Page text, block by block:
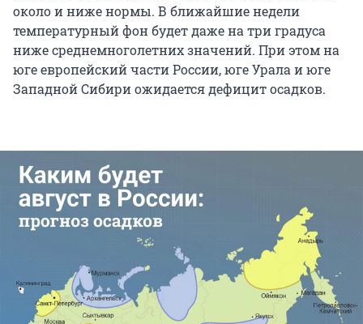
около и ниже нормы. В ближайшие недели
температурный фон будет даже на три градуса
ниже среднемноголетних значений. При этом на
юге европейский части России, юге Урала и юге
Западной Сибири ожидается дефицит осадков.